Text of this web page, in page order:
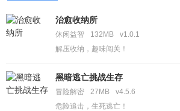
治愈收纳所
休闲益智 132MB
v1.0.1
解压收纳，趣味闯关！
黑暗逃亡挑战生存
冒险解密 27MB
v4.5.6
危险追击，生死逃亡！